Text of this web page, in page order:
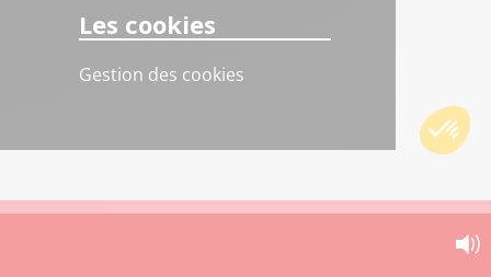
Les cookies
Gestion des cookies